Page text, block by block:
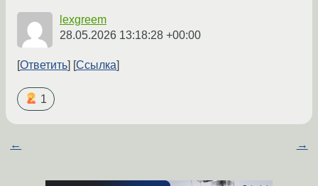
lexgreem
28.05.2026 13:18:28 +00:00
Ответить Ссылка
1
← →